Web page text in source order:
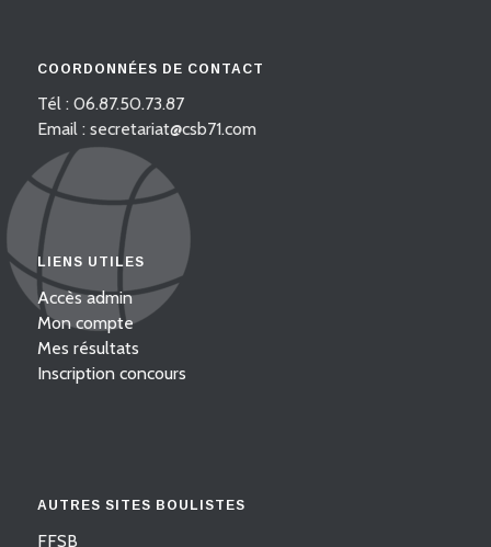
COORDONNÉES DE CONTACT
Tél : 06.87.50.73.87
Email : secretariat@csb71.com
LIENS UTILES
Accès admin
Mon compte
Mes résultats
Inscription concours
AUTRES SITES BOULISTES
FFSB